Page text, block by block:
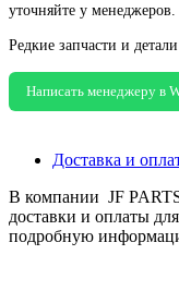
уточняйте у менеджеров.
Редкие запчасти и
Написать менеджеру в
Доставка и
В компании JF
доставки и оплаты
подробную